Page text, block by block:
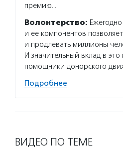
премию…
Волонтерство:
и ее компонентов
и продлевать миллионы
И значительный вклад в
помощники донорского
Подробнее
ВИДЕО ПО ТЕМЕ